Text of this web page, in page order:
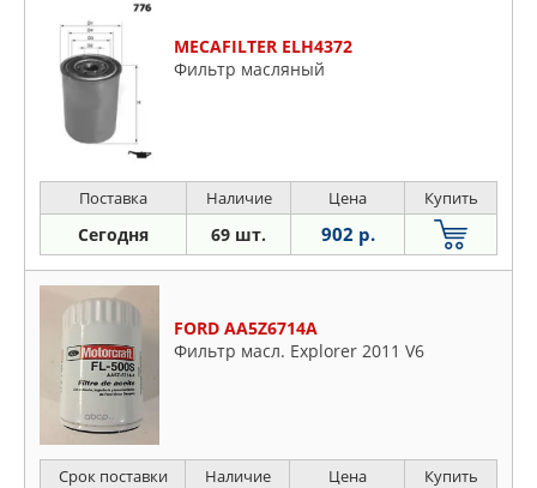
MECAFILTER ELH4372
Фильтр масляный
Поставка Наличие Цена Купить
Сегодня 69 шт. 902 р.
FORD AA5Z6714A
Фильтр масл. Explorer 2011 V6
Срок поставки Наличие Цена Купить